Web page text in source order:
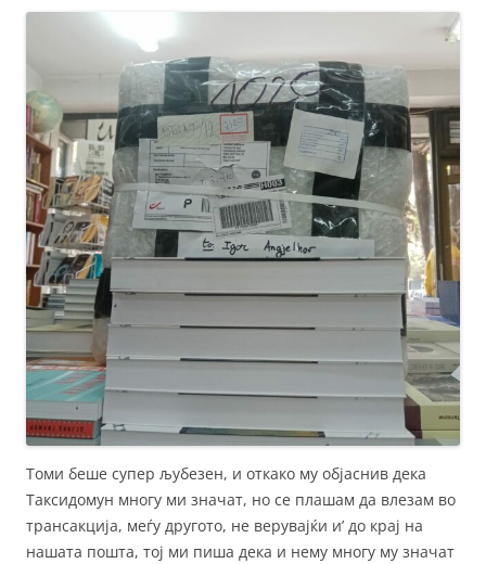
Томи беше супер љубезен, и откако му објаснив дека
Таксидомун многу ми значат, но се плашам да влезам во
трансакција, меѓу другото, не верувајќи и’ до крај на
нашата пошта, тој ми пиша дека и нему многу му значат